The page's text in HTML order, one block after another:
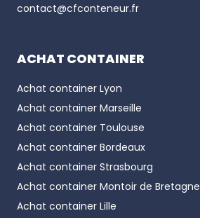
Phone number
contact@cfconteneur.fr
ACHAT CONTAINER
Achat container Lyon
Achat container Marseille
Achat container Toulouse
Achat container Bordeaux
Achat container Strasbourg
Achat container Montoir de Bretagne
Achat container Lille